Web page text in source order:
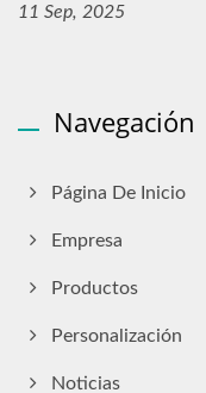
11 Sep, 2025
Navegación
Página De Inicio
Empresa
Productos
Personalización
Noticias